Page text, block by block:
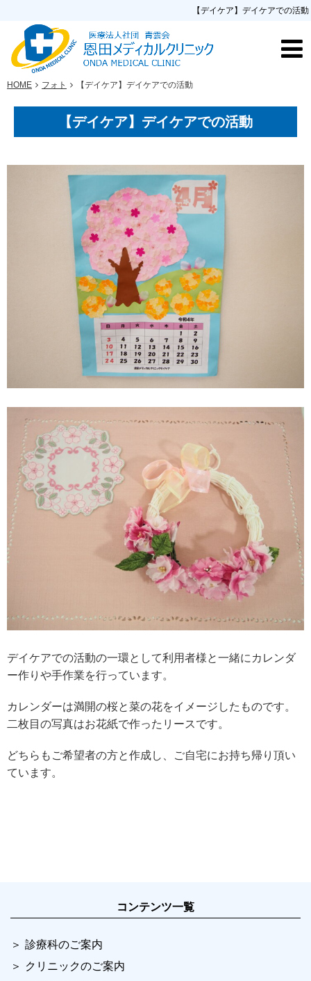
【デイケア】デイケアでの活動
HOME フォト 【デイケア】デイケアでの活動
【デイケア】デイケアでの活動
デイケアでの活動の一環として利用者様と一緒にカレンダ
ー作りや手作業を行っています。
カレンダーは満開の桜と菜の花をイメージしたものです。
二枚目の写真はお花紙で作ったリースです。
どちらもご希望者の方と作成し、ご自宅にお持ち帰り頂い
ています。
コンテンツ一覧
診療科のご案内
クリニックのご案内